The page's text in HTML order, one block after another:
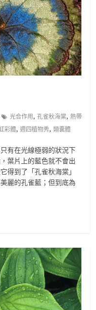
光合作用 ,孔雀秋海棠,熱帶
彩體,週四植物秀,類囊體
有在光線極弱的狀況下
葉片上的藍色就不會出
得到了「孔雀秋海棠」
麗的孔雀藍；但到底為